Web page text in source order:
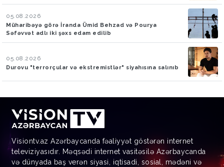
05.08.2026
Müharibəyə görə İranda Ümid Behzad və Pourya
Səfəvvət adlı iki şəxs edam edilib
05.08.2026
Durovu "terrorçular və ekstremistlər" siyahısına salınıb
Visiontv.az Azərbaycanda fəaliyyət göstərən internet
televiziyasıdır. Məqsədi internet vasitəsilə Azərbaycanda
və dünyada baş verən siyasi, iqtisadi, sosial, mədəni və